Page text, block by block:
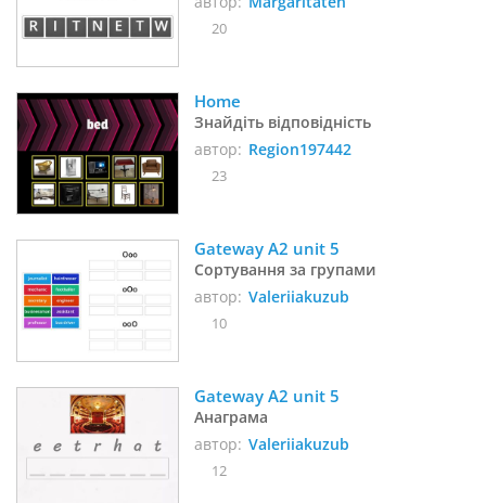
20
Home
Знайдіть відповідність
автор: Region197442
23
Gateway A2 unit 5
Сортування за групами
автор: Valeriiakuzub
10
Gateway A2 unit 5
Анаграма
автор: Valeriiakuzub
12